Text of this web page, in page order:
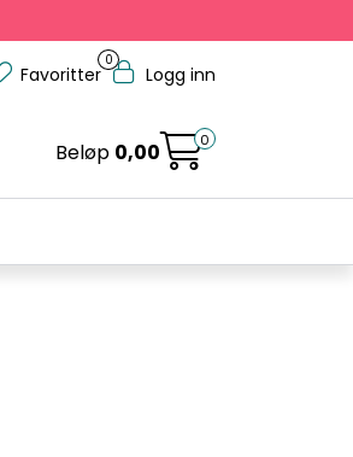
0
Favoritter Logg inn
Beløp 0,00 0